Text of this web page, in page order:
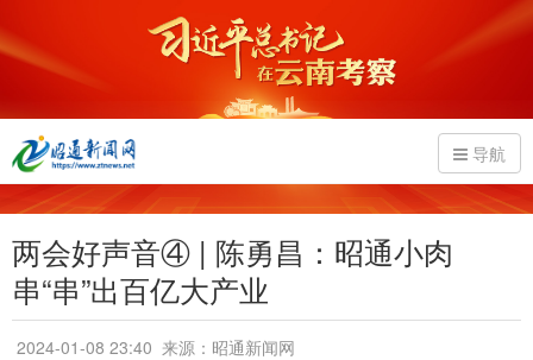
导航
两会好声音④ | 陈勇昌：昭通小肉
串“串”出百亿大产业
2024-01-08 23:40 来源：昭通新闻网